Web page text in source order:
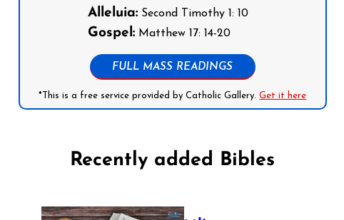
Alleluia: Second Timothy 1: 10
Gospel: Matthew 17: 14-20
FULL MASS READINGS
*This is a free service provided by Catholic Gallery.Get it here
Recently added Bibles